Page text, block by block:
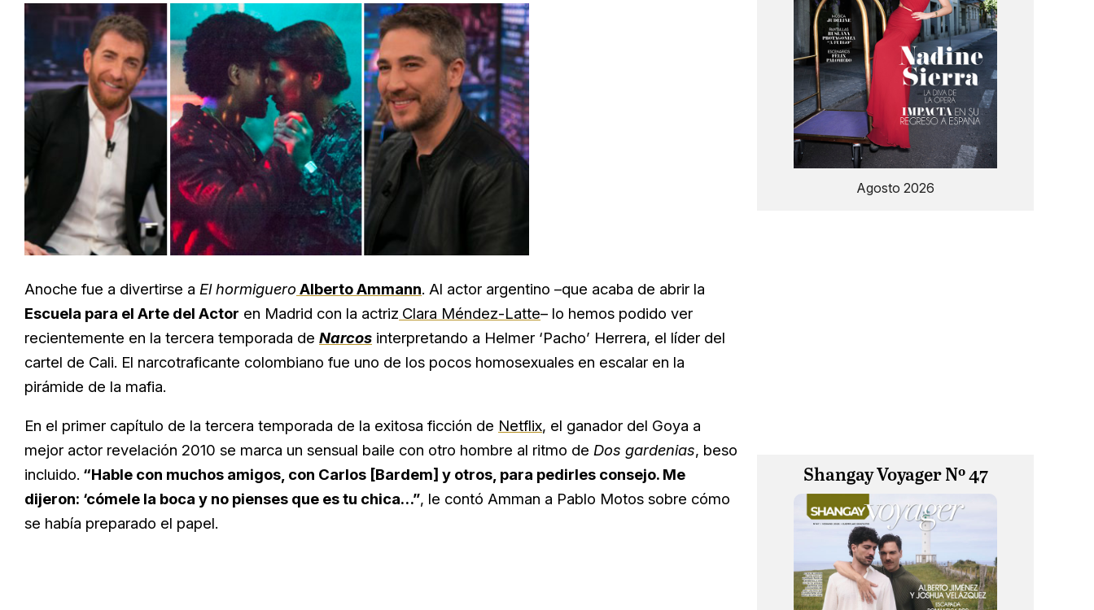
Anoche fue a divertirse a El hormiguero Alberto Ammann. Al actor argentino –que acaba de abrir la
Escuela para el Arte del Actor en Madrid con la actriz Clara Méndez-Latte– lo hemos podido ver
recientemente en la tercera temporada de Narcos interpretando a Helmer ‘Pacho’ Herrera, el líder del
cartel de Cali. El narcotraficante colombiano fue uno de los pocos homosexuales en escalar en la
pirámide de la mafia.
En el primer capítulo de la tercera temporada de la exitosa ficción de Netflix, el ganador del Goya a
mejor actor revelación 2010 se marca un sensual baile con otro hombre al ritmo de Dos gardenias, beso
incluido. “Hable con muchos amigos, con Carlos [Bardem] y otros, para pedirles consejo. Me
dijeron: ‘cómele la boca y no pienses que es tu chica…”, le contó Amman a Pablo Motos sobre cómo
se había preparado el papel.
Agosto 2026
Shangay Voyager Nº 47